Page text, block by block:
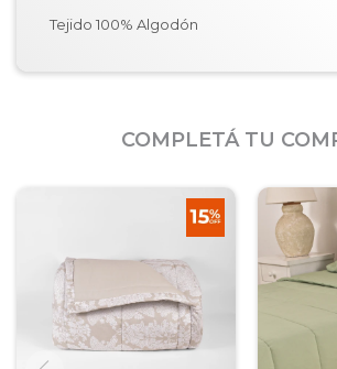
Tejido 100% Algodón
COMPLETÁ TU